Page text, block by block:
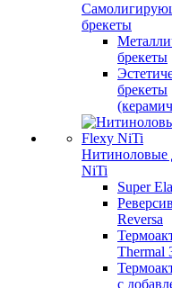
брекеты
брекеты
брекеты
Нитиноловые
NiTi
Super
Reversa
Thermal
с